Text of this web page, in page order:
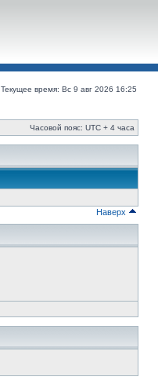
Текущее время: Вс 9 авг 2026 16:25
Часовой пояс: UTC + 4 часа
Наверх